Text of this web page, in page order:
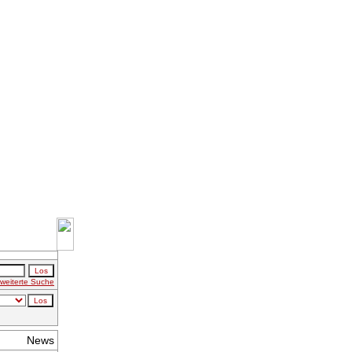
Suche
News